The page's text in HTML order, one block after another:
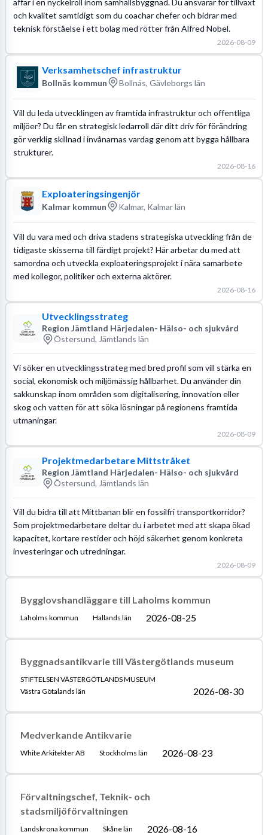
och kvalitet samtidigt som du coachar chefer och bidrar med
teknisk förståelse i ett bolag med rötter från Alfred Nobel.
2026-08-09
Verksamhetschef infrastruktur
Bollnäs kommun Bollnäs, Gävleborgs län
Vill du leda utvecklingen av framtida infrastruktur och offentliga
miljöer? Du får en strategisk ledarroll där ditt driv för förändring
gör verklig skillnad i invånarnas vardag genom att bygga hållbara
strukturer.
2026-08-16
Exploateringsingenjör
Kalmar kommun Kalmar, Kalmar län
Vill du vara med och driva stadens strategiska utveckling från de
tidigaste skisserna till färdigt projekt? Här arbetar du med att
samordna och utveckla exploateringsprojekt i nära samarbete
med kollegor, politiker och externa aktörer.
2026-08-16
Utvecklingsstrateg
Region Jämtland Härjedalen- Hälso- och sjukvård
Östersund, Jämtlands län
Vi söker en utvecklingsstrateg med bred profil som vill stärka en
social, ekonomisk och miljömässig hållbarhet. Du använder din
sakkunskap inom områden som digitalisering, innovation eller
skog och vatten för att söka lösningar på regionens framtida
utmaningar.
2026-08-09
Projektmedarbetare Mittstråket
Region Jämtland Härjedalen- Hälso- och sjukvård
Östersund, Jämtlands län
Vill du bidra till att Mittbanan blir en fossilfri transportkorridor?
Som projektmedarbetare deltar du i arbetet med att skapa ökad
kapacitet, kortare restider och höjd säkerhet genom konkreta
investeringar och utredningar.
2026-08-09
Bygglovshandläggare till Laholms kommun
Laholms kommun Hallands län 2026-08-25
Byggnadsantikvarie till Västergötlands museum
STIFTELSEN VÄSTERGÖTLANDS MUSEUM
Västra Götalands län
2026-08-30
Medverkande Antikvarie
White Arkitekter AB Stockholms län 2026-08-23
Förvaltningschef, Teknik- och
stadsmiljöförvaltningen
Landskrona kommun Skåne län 2026-08-16